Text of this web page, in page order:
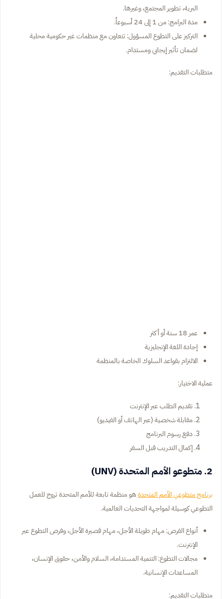
البرية، تطوير المجتمع، وغيرها.
مدة البرامج: من 1 إلى 24 أسبوعاً.
التركيز على التطوع المسؤول: تتعاون مع منظمات غير حكومية محلية
لضمان تأثير إيجابي ومستدام.
متطلبات التقديم:
عمر 18 سنة أو أكثر
إجادة اللغة الإنجليزية
الالتزام بقواعد السلوك الخاصة بالمنظمة
عملية الاختيار:
تقديم الطلب عبر الإنترنت
مقابلة شخصية (عبر الهاتف أو الفيديو)
دفع رسوم البرنامج
إكمال التدريب قبل السفر
2. متطوعو الأمم المتحدة (UNV)
برنامج متطوعي الأمم المتحدةهو منظمة تابعة للأمم المتحدة تروج للعمل
التطوعي كوسيلة لمواجهة التحديات العالمية.
أنواع الفرص: مهام طويلة الأجل، مهام قصيرة الأجل، وفرص التطوع عبر
الإنترنت.
مجالات التطوع: التنمية المستدامة، السلام والأمن، حقوق الإنسان،
المساعدات الإنسانية.
متطلبات التقديم: